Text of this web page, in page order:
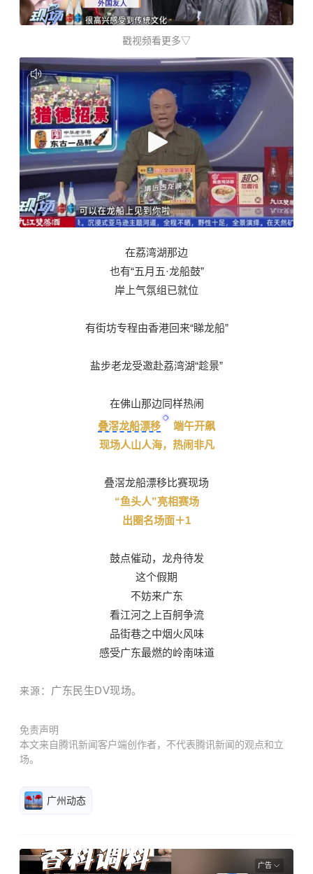
戳视频看更多▽
在荔湾湖那边
也有“五月五·龙船鼓”
岸上气氛组已就位
有街坊专程由香港回来“睇龙船”
盐步老龙受邀赴荔湾湖“趁景”
在佛山那边同样热闹
叠滘龙船漂移
端午开飙
现场人山人海，热闹非凡
叠滘龙船漂移比赛现场
“鱼头人”亮相赛场
出圈名场面＋1
鼓点催动，龙舟待发
这个假期
不妨来广东
看江河之上百舸争流
品街巷之中烟火风味
感受广东最燃的岭南味道
来源： 广东民生DV现场。
免责声明
本文来自腾讯新闻客户端创作者，不代表腾讯新闻的观点和立
场。
广州动态
广告